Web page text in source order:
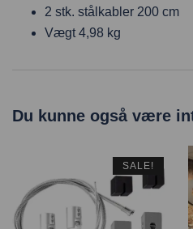
2 stk. stålkabler 200 cm
Vægt 4,98 kg
Du kunne også være
SALE!